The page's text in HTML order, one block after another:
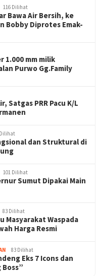
116 Dilihat
Bawa Air Bersih, ke
Bobby Diprotes Emak-
1.000 mm milik
Purwo Gg.Family
Satgas PRR Pacu K/L
dan Struktural di
101 Dilihat
Sumut Dipakai Main
83 Dilihat
Masyarakat Waspada
Harga Resmi
83 Dilihat
Eks 7 Icons dan